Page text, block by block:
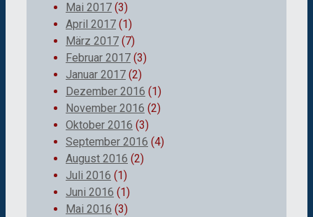
Mai 2017 (3)
April 2017 (1)
März 2017 (7)
Februar 2017 (3)
Januar 2017 (2)
Dezember 2016 (1)
November 2016 (2)
Oktober 2016 (3)
September 2016 (4)
August 2016 (2)
Juli 2016 (1)
Juni 2016 (1)
Mai 2016 (3)